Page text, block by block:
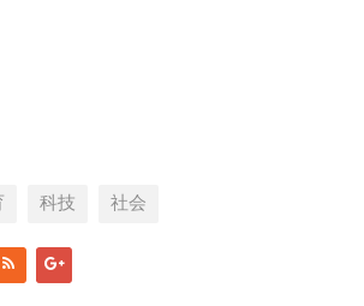
科技 社会